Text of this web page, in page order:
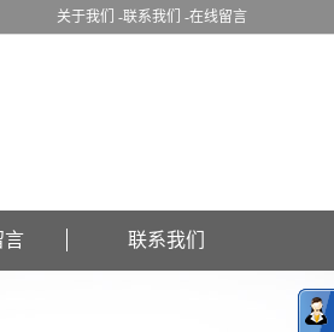
关于我们 -联系我们 -在线留言
言 联系我们